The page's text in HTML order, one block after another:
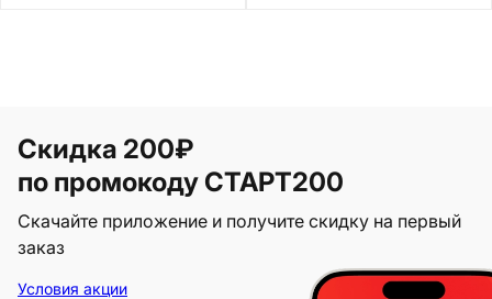
Скидка 200₽
по промокоду СТАРТ200
Скачайте приложение и получите скидку на первый
заказ
Условия акции